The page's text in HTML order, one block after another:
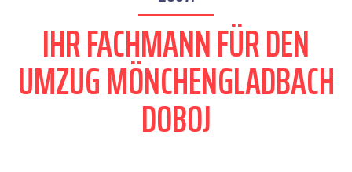
IHR FACHMANN FÜR DEN
UMZUG MÖNCHENGLADBACH
DOBOJ